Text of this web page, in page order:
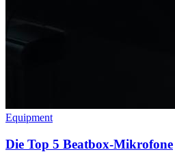
Equipment
Die Top 5 Beatbox-Mikrofone